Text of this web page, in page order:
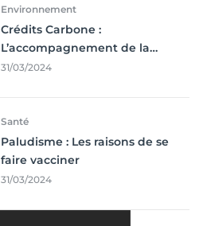
Environnement
Crédits Carbone :
L’accompagnement de la
Francophonie
31/03/2024
Santé
Paludisme : Les raisons de se
faire vacciner
31/03/2024